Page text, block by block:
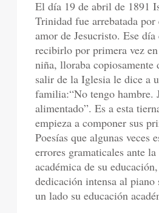
El día 19 de abril de 1891
Trinidad fue arrebatada por
amor de Jesucristo. Ese día
recibirlo por primera vez
niña, lloraba copiosamente
salir de la Iglesia le dice a
familia:“No tengo hambre.
alimentado”. Es a esta
empieza a componer sus
Poesías que algunas veces
errores gramaticales ante
académica de su
dedicación intensa al piano
un lado su educación